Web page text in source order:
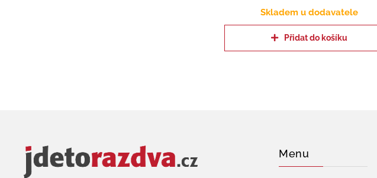
Skladem u dodavatele
Přidat do košíku
Menu